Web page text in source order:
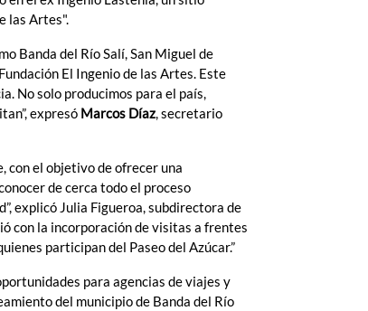
las Artes".
Banda del Río Salí, San Miguel de
El Ingenio de las Artes. Este
No solo producimos para el país,
expresó Marcos Díaz, secretario
con el objetivo de ofrecer una
de cerca todo el proceso
explicó Julia Figueroa, subdirectora de
con la incorporación de visitas a frentes
participan del Paseo del Azúcar.”
para agencias de viajes y
del municipio de Banda del Río